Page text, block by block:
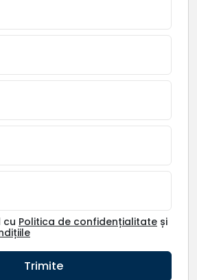
cu Politica de confidențialitate și
Trimite